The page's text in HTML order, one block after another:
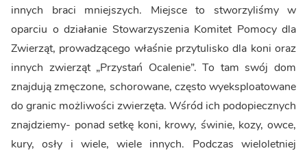
innych braci mniejszych. Miejsce to stworzyliśmy w
oparciu o działanie Stowarzyszenia Komitet Pomocy dla
Zwierząt, prowadzącego właśnie przytulisko dla koni oraz
innych zwierząt „Przystań Ocalenie”. To tam swój dom
znajdują zmęczone, schorowane, często wyeksploatowane
do granic możliwości zwierzęta. Wśród ich podopiecznych
znajdziemy- ponad setkę koni, krowy, świnie, kozy, owce,
kury, osły i wiele, wiele innych. Podczas wieloletniej